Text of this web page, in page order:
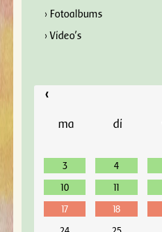
› Fotoalbums
› Video's
‹
ma di
3 4
10 11
17 18